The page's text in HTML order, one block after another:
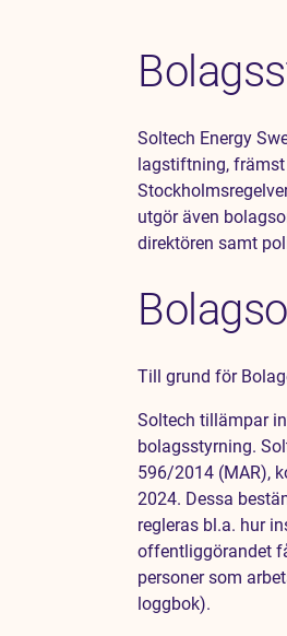
Soltech Energy
lagstiftning,
utgör även
direktören samt
Till grund för
Soltech tillämpar
bolagsstyrning.
596/2014 (MAR),
2024. Dessa
regleras bl.a. hur
offentliggörandet
personer som
loggbok).